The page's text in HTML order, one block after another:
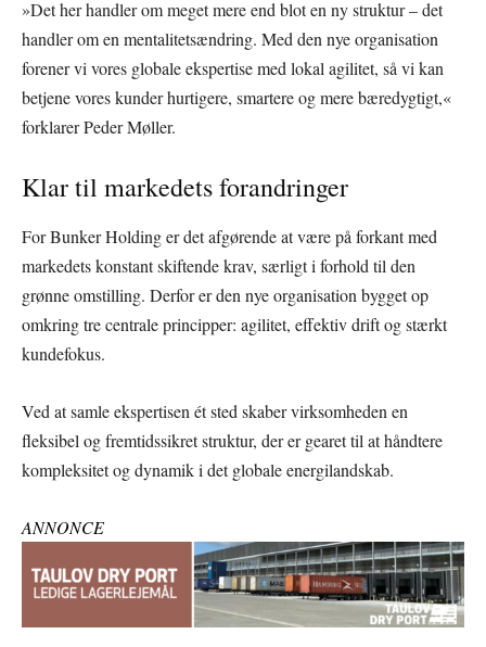
»Det her handler om meget mere end blot en ny struktur – det
handler om en mentalitetsændring. Med den nye organisation
forener vi vores globale ekspertise med lokal agilitet, så vi kan
betjene vores kunder hurtigere, smartere og mere bæredygtigt,«
forklarer Peder Møller.
Klar til markedets forandringer
For Bunker Holding er det afgørende at være på forkant med
markedets konstant skiftende krav, særligt i forhold til den
grønne omstilling. Derfor er den nye organisation bygget op
omkring tre centrale principper: agilitet, effektiv drift og stærkt
kundefokus.
Ved at samle ekspertisen ét sted skaber virksomheden en
fleksibel og fremtidssikret struktur, der er gearet til at håndtere
kompleksitet og dynamik i det globale energilandskab.
ANNONCE